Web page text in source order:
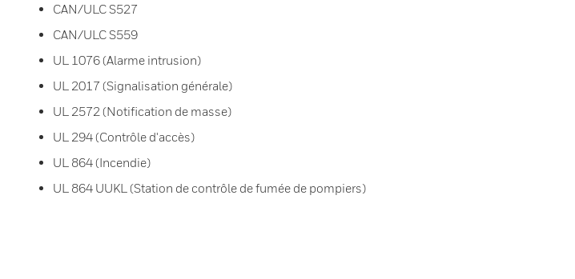
CAN/ULC S527
CAN/ULC S559
UL 1076 (Alarme intrusion)
UL 2017 (Signalisation générale)
UL 2572 (Notification de masse)
UL 294 (Contrôle d'accès)
UL 864 (Incendie)
UL 864 UUKL (Station de contrôle de fumée de pompiers)